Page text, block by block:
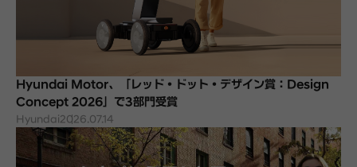
Hyundai Motor、「レッド・ドット・デザイン賞：Design
Concept 2026」で3部門受賞
Hyundai2026.07.14